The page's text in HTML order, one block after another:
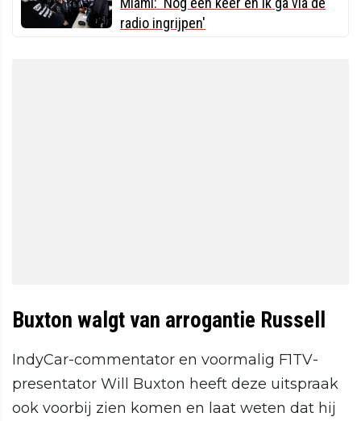
radio ingrijpen'
Buxton walgt van arrogantie Russell
IndyCar-commentator en voormalig F1TV-
presentator Will Buxton heeft deze uitspraak
ook voorbij zien komen en laat weten dat hij